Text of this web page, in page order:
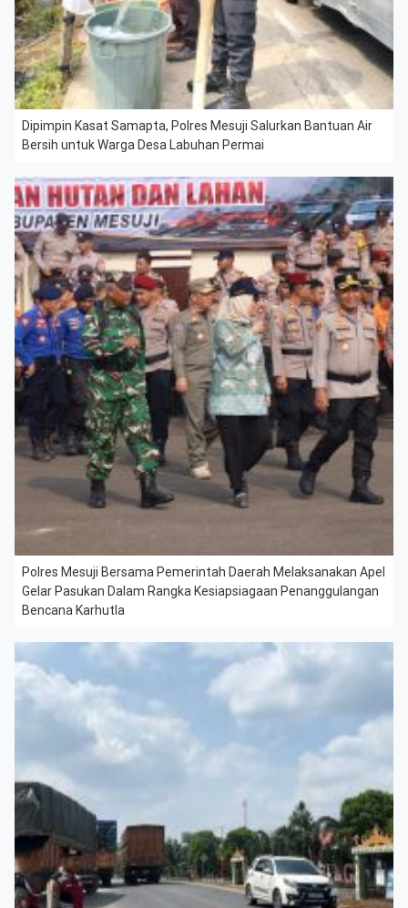
Dipimpin Kasat Samapta, Polres Mesuji Salurkan Bantuan Air
Bersih untuk Warga Desa Labuhan Permai
Polres Mesuji Bersama Pemerintah Daerah Melaksanakan Apel
Gelar Pasukan Dalam Rangka Kesiapsiagaan Penanggulangan
Bencana Karhutla